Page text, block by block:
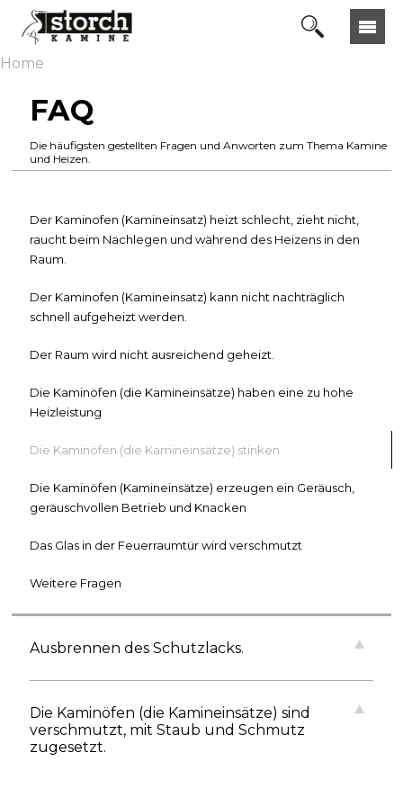
Home
FAQ
Die häufigsten gestellten Fragen und Anworten zum Thema Kamine
und Heizen.
Der Kaminofen (Kamineinsatz) heizt schlecht, zieht nicht,
raucht beim Nachlegen und während des Heizens in den
Raum.
Der Kaminofen (Kamineinsatz) kann nicht nachträglich
schnell aufgeheizt werden.
Der Raum wird nicht ausreichend geheizt.
Die Kaminöfen (die Kamineinsätze) haben eine zu hohe
Heizleistung
Die Kaminöfen (die Kamineinsätze) stinken
Die Kaminöfen (Kamineinsätze) erzeugen ein Geräusch,
geräuschvollen Betrieb und Knacken
Das Glas in der Feuerraumtür wird verschmutzt
Weitere Fragen
Ausbrennen des Schutzlacks.
Die Kaminöfen (die Kamineinsätze) sind
verschmutzt, mit Staub und Schmutz
zugesetzt.